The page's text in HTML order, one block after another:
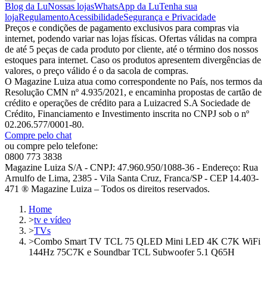
Blog da LuNossas lojasWhatsApp da LuTenha sua
lojaRegulamentoAcessibilidadeSegurança e Privacidade
Preços e condições de pagamento exclusivos para compras via
internet, podendo variar nas lojas físicas. Ofertas válidas na compra
de até 5 peças de cada produto por cliente, até o término dos nossos
estoques para internet. Caso os produtos apresentem divergências de
valores, o preço válido é o da sacola de compras.
O Magazine Luiza atua como correspondente no País, nos termos da
Resolução CMN nº 4.935/2021, e encaminha propostas de cartão de
crédito e operações de crédito para a Luizacred S.A Sociedade de
Crédito, Financiamento e Investimento inscrita no CNPJ sob o nº
02.206.577/0001-80.
Compre pelo chat
ou compre pelo telefone:
0800 773 3838
Magazine Luiza S/A - CNPJ: 47.960.950/1088-36 - Endereço: Rua
Arnulfo de Lima, 2385 - Vila Santa Cruz, Franca/SP - CEP 14.403-
471 ® Magazine Luiza – Todos os direitos reservados.
Home
>tv e vídeo
>TVs
>Combo Smart TV TCL 75 QLED Mini LED 4K C7K WiFi
144Hz 75C7K e Soundbar TCL Subwoofer 5.1 Q65H